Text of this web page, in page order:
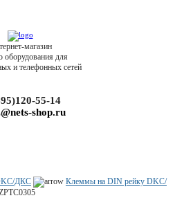
магазин
оборудования для
и телефонных сетей
55-14
shop.ru
ДКС
Клеммы на DIN рейку DKC/